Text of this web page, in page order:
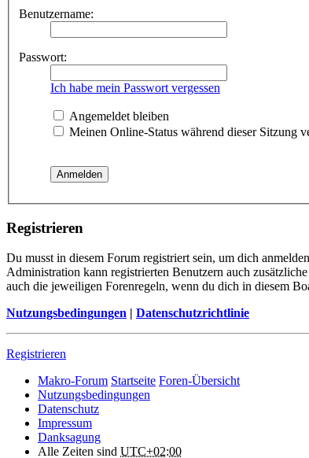
Benutzername:
Passwort:
Ich habe mein Passwort vergessen
Angemeldet bleiben
Meinen Online-Status während dieser Sitzung
Registrieren
Du musst in diesem Forum registriert sein, um dich
Administration kann registrierten Benutzern auch
auch die jeweiligen Forenregeln, wenn du dich in diesem
Nutzungsbedingungen | Datenschutzrichtlinie
Registrieren
Makro-Forum Startseite Foren-Übersicht
Nutzungsbedingungen
Datenschutz
Impressum
Danksagung
Alle Zeiten sind UTC+02:00